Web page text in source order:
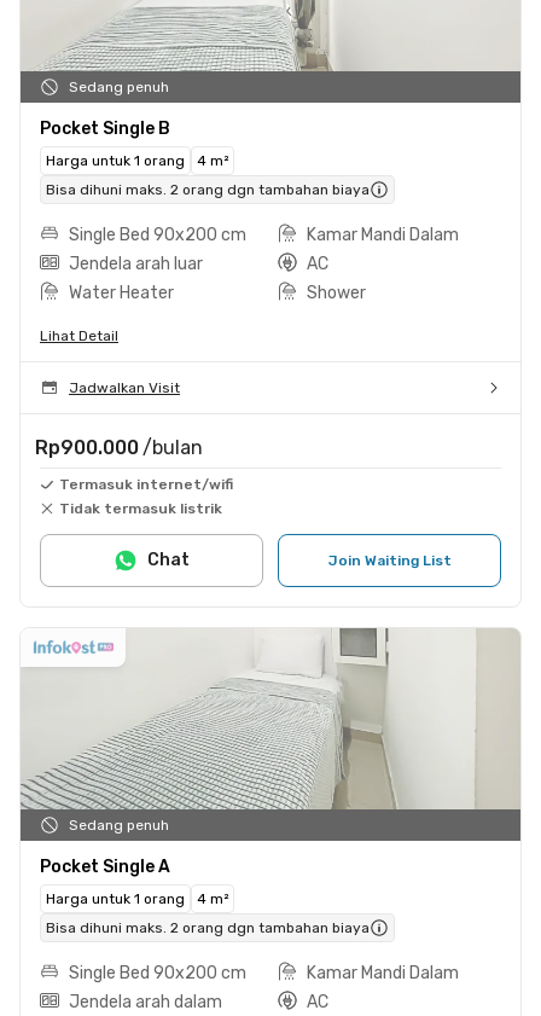
Sedang penuh
Pocket Single B
Harga untuk 1 orang
4 m²
Bisa dihuni maks. 2 orang dgn tambahan biaya
Single Bed 90x200 cm
Kamar Mandi Dalam
Jendela arah luar
AC
Water Heater
Shower
Lihat Detail
Jadwalkan Visit
Rp900.000 /bulan
Termasuk internet/wifi
Tidak termasuk listrik
Join Waiting List
Chat
Sedang penuh
Pocket Single A
Harga untuk 1 orang
4 m²
Bisa dihuni maks. 2 orang dgn tambahan biaya
Single Bed 90x200 cm
Kamar Mandi Dalam
Jendela arah dalam
AC